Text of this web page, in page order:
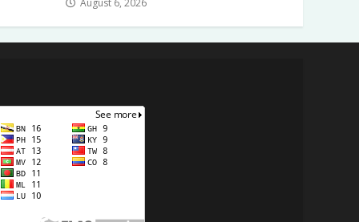
August 6, 2026